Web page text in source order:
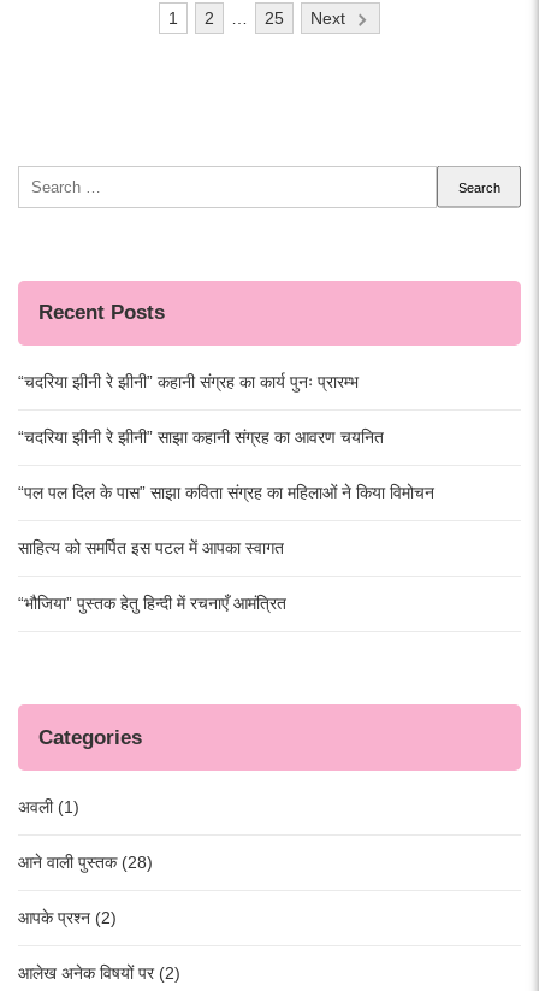
1 2 … 25 Next
for:
Recent Posts
“चदरिया झीनी रे झीनी” कहानी संग्रह का कार्य पुनः प्रारम्भ
“चदरिया झीनी रे झीनी” साझा कहानी संग्रह का आवरण चयनित
“पल पल दिल के पास” साझा कविता संग्रह का महिलाओं ने किया विमोचन
साहित्य को समर्पित इस पटल में आपका स्वागत
“भौजिया” पुस्तक हेतु हिन्दी में रचनाएँ आमंत्रित
Categories
अवली (1)
आने वाली पुस्तक (28)
आपके प्रश्न (2)
आलेख अनेक विषयों पर (2)